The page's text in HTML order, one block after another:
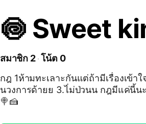
🍥 Sweet
สมาชิก 2 โน้ต 0
กฎ 1ห้ามทะเลาะกันแต่ถ้ามีเรื่องเข้
นวงการด้ายย 3.ไ่ม่ป่วนน กฎมีแค่นี้
🍭🍰